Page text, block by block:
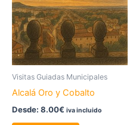
Visitas Guiadas Municipales
Alcalá Oro y Cobalto
Desde: 8.00€ iva incluido